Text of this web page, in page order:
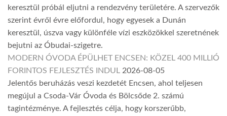
keresztül próbál eljutni a rendezvény területére. A szervezők
szerint évről évre előfordul, hogy egyesek a Dunán
keresztül, úszva vagy különféle vízi eszközökkel szeretnének
bejutni az Óbudai-szigetre.
MODERN ÓVODA ÉPÜLHET ENCSEN: KÖZEL 400 MILLIÓ
FORINTOS FEJLESZTÉS INDUL 2026-08-05
Jelentős beruházás veszi kezdetét Encsen, ahol teljesen
megújul a Csoda-Vár Óvoda és Bölcsőde 2. számú
tagintézménye. A fejlesztés célja, hogy korszerűbb,